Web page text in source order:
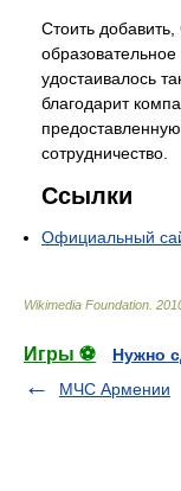
Стоить
удостаивалось
благодарит
сотрудничество.
Ссылки
Официальный
Wikimedia Foundation
Игры ⚽
Нужно
МЧС Армении